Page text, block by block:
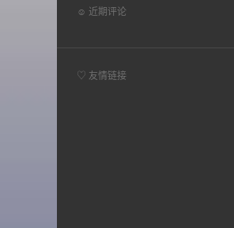
☺ 近期评论
♡ 友情链接